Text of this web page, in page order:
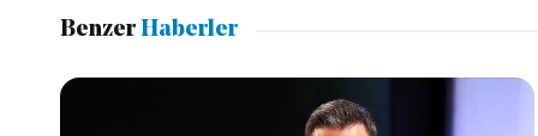
BenzerHaberler